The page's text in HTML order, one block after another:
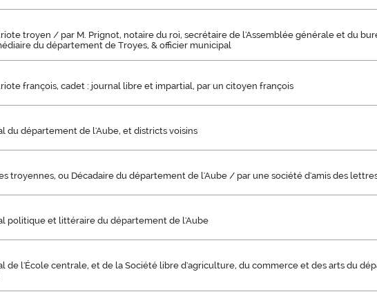
troyen / par M. Prignot, notaire du roi, secrétaire de l'Assemblée générale et du
du département de Troyes, & officier municipal
françois, cadet : journal libre et impartial, par un citoyen françois
du département de l'Aube, et districts voisins
troyennes, ou Décadaire du département de l'Aube / par une société d'amis des
politique et littéraire du département de l'Aube
de l'École centrale, et de la Société libre d'agriculture, du commerce et des arts du